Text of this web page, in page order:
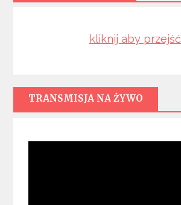
kliknij aby przejść
TRANSMISJA NA ŻYWO